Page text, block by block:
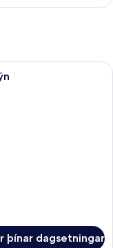
egypskri bómull, rúmföt
þínar dagsetningar